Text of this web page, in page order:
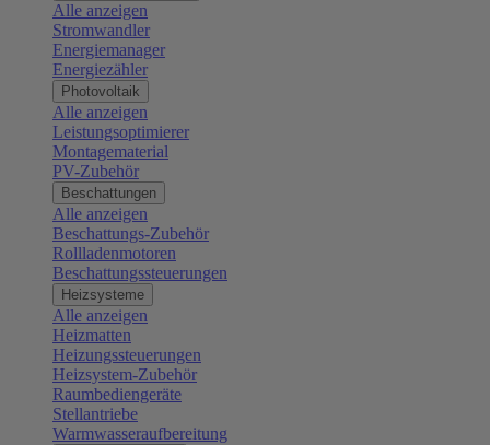
Alle anzeigen
Stromwandler
Energiemanager
Energiezähler
Photovoltaik
Alle anzeigen
Leistungsoptimierer
Montagematerial
PV-Zubehör
Beschattungen
Alle anzeigen
Beschattungs-Zubehör
Rollladenmotoren
Beschattungssteuerungen
Heizsysteme
Alle anzeigen
Heizmatten
Heizungssteuerungen
Heizsystem-Zubehör
Raumbediengeräte
Stellantriebe
Warmwasseraufbereitung